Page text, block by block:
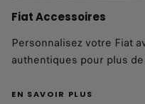
Fiat Accessoires
Personnalisez votre Fiat
authentiques pour plus
EN SAVOIR PLUS